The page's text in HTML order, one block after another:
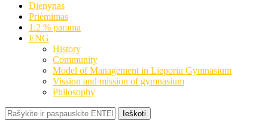
Dienynas
Priėmimas
1.2 % parama
ENG
History
Community
Model of Management in Lieporiu Gymnasium
Vission and mission of gymnasium
Philosophy
Ieškoti